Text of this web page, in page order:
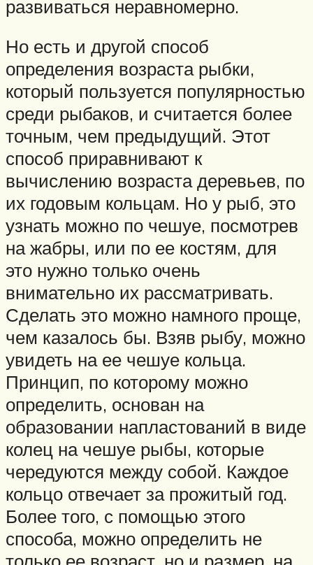
развиваться неравномерно.
Но есть и другой способ
определения возраста рыбки,
который пользуется популярностью
среди рыбаков, и считается более
точным, чем предыдущий. Этот
способ приравнивают к
вычислению возраста деревьев, по
их годовым кольцам. Но у рыб, это
узнать можно по чешуе, посмотрев
на жабры, или по ее костям, для
это нужно только очень
внимательно их рассматривать.
Сделать это можно намного проще,
чем казалось бы. Взяв рыбу, можно
увидеть на ее чешуе кольца.
Принцип, по которому можно
определить, основан на
образовании напластований в виде
колец на чешуе рыбы, которые
чередуются между собой. Каждое
кольцо отвечает за прожитый год.
Более того, с помощью этого
способа, можно определить не